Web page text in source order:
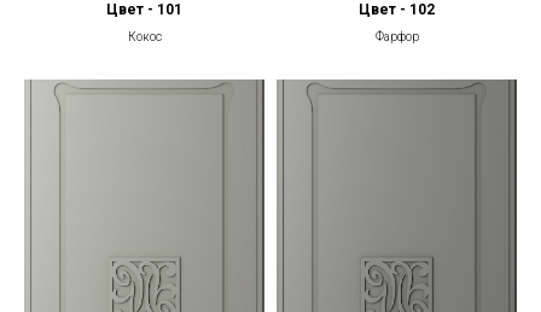
Цвет - 101
Кокос
Цвет - 102
Фарфор